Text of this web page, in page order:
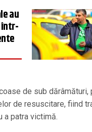
au
de sub
de resuscitare, fiind
a patra victimă.